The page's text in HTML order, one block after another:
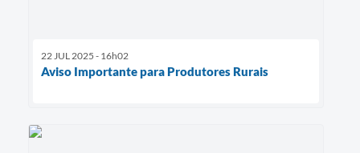
22 JUL 2025 - 16h02
Aviso Importante para Produtores Rurais